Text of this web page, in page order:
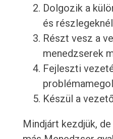
Dolgozik a
és részlegeknél
Részt vesz a
menedzserek
Fejleszti
Készül a
Mindjárt kezdjük,